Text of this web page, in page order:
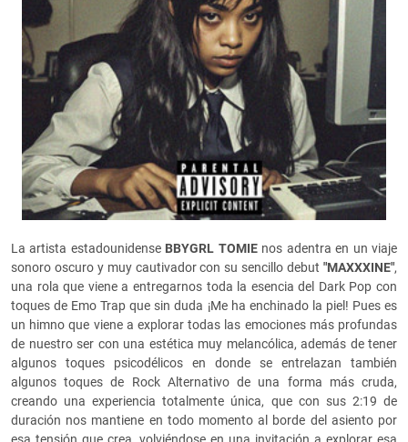
La artista estadounidense BBYGRL TOMIEnos adentra en un viaje
sonoro oscuro y muy cautivador con su sencillo debut "MAXXXINE",
una rola que viene a entregarnos toda la esencia del Dark Pop con
toques de Emo Trap que sin duda ¡Me ha enchinado la piel! Pues es
un himno que viene a explorar todas las emociones más profundas
de nuestro ser con una estética muy melancólica, además de tener
algunos toques psicodélicos en donde se entrelazan también
algunos toques de Rock Alternativo de una forma más cruda,
creando una experiencia totalmente única, que con sus 2:19 de
duración nos mantiene en todo momento al borde del asiento por